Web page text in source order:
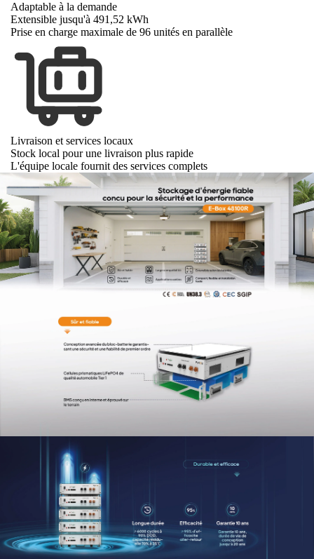
Adaptable à la demande
Extensible jusqu'à 491,52 kWh
Prise en charge maximale de 96 unités en parallèle
Livraison et services locaux
Stock local pour une livraison plus rapide
L'équipe locale fournit des services complets